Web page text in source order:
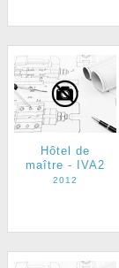
Hôtel de
maître - IVA2
2012